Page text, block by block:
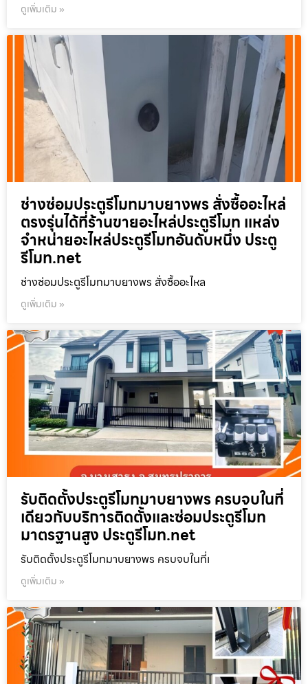
ดูเพิ่มเติม »
ช่างซ่อมประตูรีโมทมาบยางพร สั่งซื้ออะไหล่
ตรงรุ่นได้ที่ร้านขายอะไหล่ประตูรีโมท แหล่ง
จำหน่ายอะไหล่ประตูรีโมทอันดับหนึ่ง ประตู
รีโมท.net
ช่างซ่อมประตูรีโมทมาบยางพร สั่งซื้ออะไหล
ดูเพิ่มเติม »
รับติดตั้งประตูรีโมทมาบยางพร ครบจบในที่
เดียวกับบริการติดตั้งและซ่อมประตูรีโมท
มาตรฐานสูง ประตูรีโมท.net
รับติดตั้งประตูรีโมทมาบยางพร ครบจบในที่เ
ดูเพิ่มเติม »